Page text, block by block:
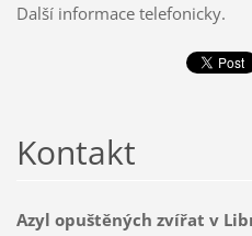
Další informace telefonicky.
Kontakt
Azyl opuštěných zvířat v